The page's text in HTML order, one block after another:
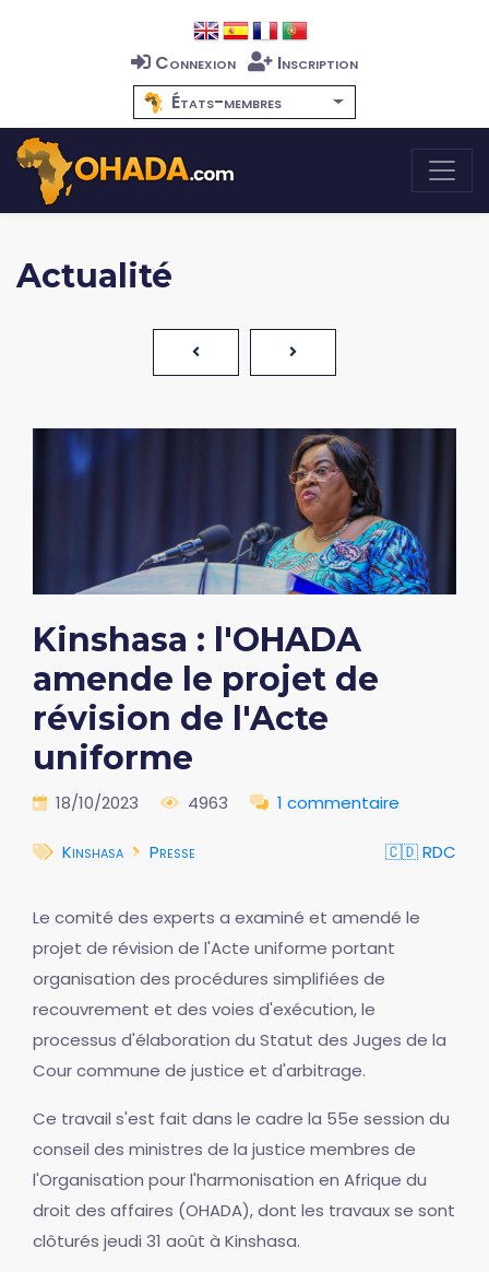
Connexion
Inscription
États-membres
Actualité
Kinshasa : l'OHADA
amende le projet de
révision de l'Acte
uniforme
18/10/2023 4963 1 commentaire
🇨🇩 RDC
Kinshasa Presse
Le comité des experts a examiné et amendé le
projet de révision de l'Acte uniforme portant
organisation des procédures simplifiées de
recouvrement et des voies d'exécution, le
processus d'élaboration du Statut des Juges de la
Cour commune de justice et d'arbitrage.
Ce travail s'est fait dans le cadre la 55e session du
conseil des ministres de la justice membres de
l'Organisation pour l'harmonisation en Afrique du
droit des affaires (OHADA), dont les travaux se sont
clôturés jeudi 31 août à Kinshasa.